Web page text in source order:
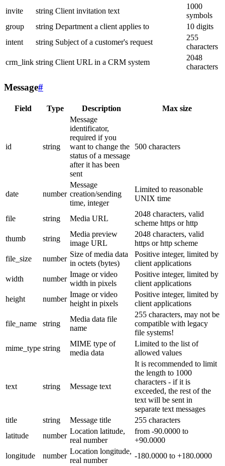
invite
string Client invitation text
1000
symbols
group
string Department a client applies to
10 digits
intent
string Subject of a customer's request
255
characters
crm_link string Client URL in a CRM system
2048
characters
Message#
Field Type Description Max size
id string
Message
identificator,
required if you
want to change the
status of a message
after it has been
sent
500 characters
date number
Message
creation/sending
time, integer
Limited to reasonable
UNIX time
file string Media URL
2048 characters, valid
scheme https or http
thumb
string
Media preview
image URL
2048 characters, valid
https or http scheme
file_size
number
Size of media data
in octets (bytes)
Positive integer, limited by
client applications
width
number
Image or video
width in pixels
Positive integer, limited by
client applications
height
number
Image or video
height in pixels
Positive integer, limited by
client applications
file_name string
Media data file
name
255 characters, may not be
compatible with legacy
file systems!
mime_type string
MIME type of
media data
Limited to the list of
allowed values
text string Message text
It is recommended to limit
the length to 1000
characters - if it is
exceeded, the rest of the
text will be sent in
separate text messages
title
string Message title
255 characters
latitude
number
Location latitude,
real number
from -90.0000 to
+90.0000
longitude
number
Location longitude,
real number
-180.0000 to +180.0000